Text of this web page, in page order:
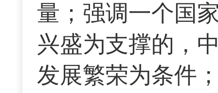
量；强调一个国
兴盛为支撑的，
发展繁荣为条件